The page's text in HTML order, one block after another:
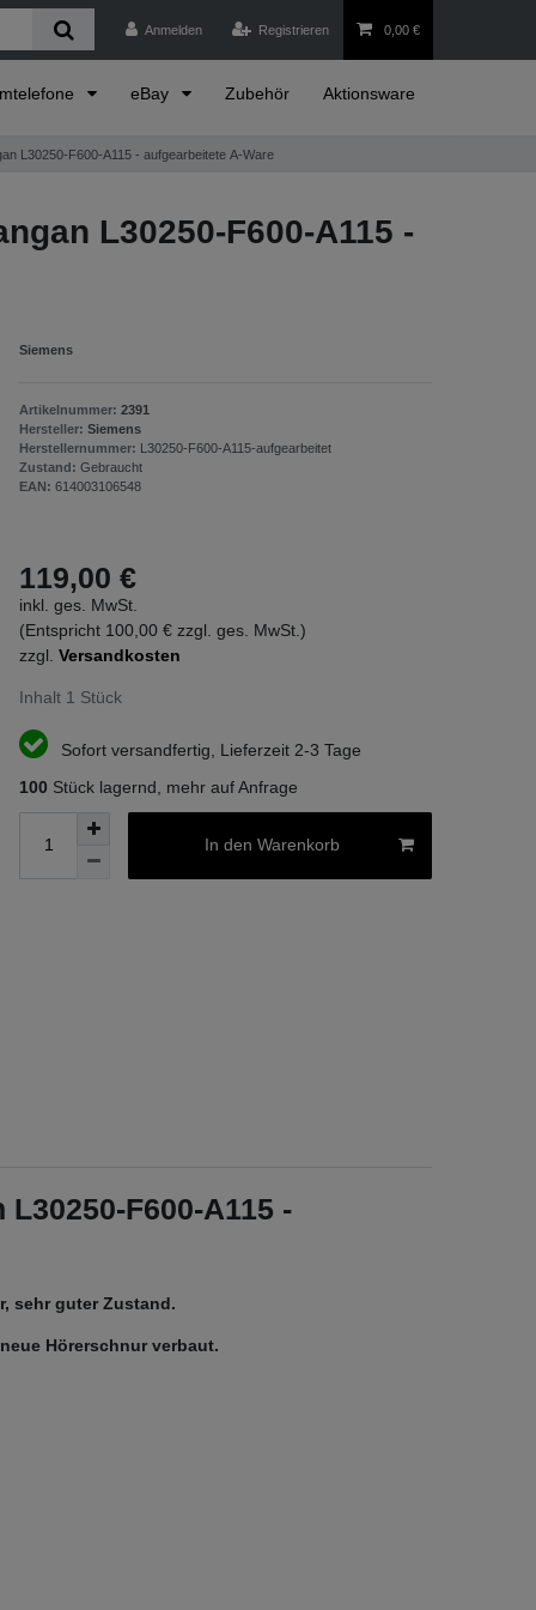
Anmelden Registrieren 0,00 €
eBay Zubehör Aktionsware
L30250-F600-A115 - aufgearbeitete A-Ware
L30250-F600-A115 -
Siemens
Artikelnummer: 2391
Hersteller: Siemens
Herstellernummer: L30250-F600-A115-aufgearbeitet
Zustand: Gebraucht
EAN: 614003106548
119,00 €
inkl. ges. MwSt.
(Entspricht 100,00 € zzgl. ges. MwSt.)
zzgl. Versandkosten
Inhalt 1 Stück
Sofort versandfertig, Lieferzeit 2-3 Tage
100 Stück lagernd, mehr auf Anfrage
In den Warenkorb
F600-A115 -
sehr guter Zustand.
Hörerschnur verbaut.